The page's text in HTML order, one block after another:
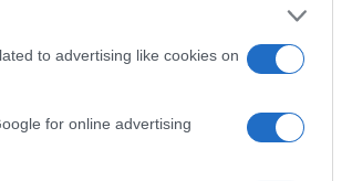
to advertising like cookies on
for online advertising
επίκεντρο το
Ένωσης Συντακτών
από τις 3 έως τις 5 ...